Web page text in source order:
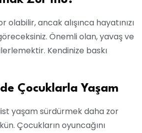
olabilir, ancak alışınca hayatınızı
Önemli olan, yavaş ve
Kendinize baskı
Çocuklarla Yaşam
yaşam sürdürmek daha zor
Çocukların oyuncağını